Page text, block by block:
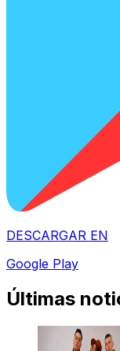
DESCARGAR EN
Google Play
Últimas